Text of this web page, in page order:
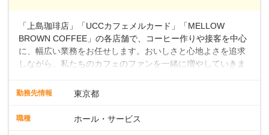
万円＋賞与(年3回)・店長職：年収410万円／
「上島珈琲店」「UCCカフェメルカード」「MELLOW
BROWN COFFEE」の各店舗で、コーヒー作りや接客を中心
に、幅広い業務をお任せします。おいしさと心地よさを追求
しながら、私たちのカフェのファンを一緒に増やしていきま
クの作成お客様のご案内、レジ対応軽食メニューの調理店内
ート体制充実コーヒーの知識から接客マナーまで、先輩スタ
勤務先情報 東京都
職種 ホール・サービス